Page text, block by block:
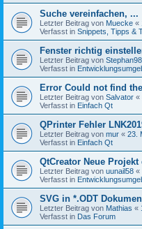
Suche vereinfachen, ...
Letzter Beitrag von Muecke «
Verfasst in Snippets, Tipps &
Fenster richtig
Letzter Beitrag von Stephan98
Verfasst in
Error Could not find
Letzter Beitrag von Salvator «
Verfasst in Einfach Qt
QPrinter Fehler
Letzter Beitrag von mur « 23.
Verfasst in Einfach Qt
QtCreator Neue Projekt
Letzter Beitrag von uunail58 «
Verfasst in
SVG in *.ODT
Letzter Beitrag von Mathias «
Verfasst in Das Forum